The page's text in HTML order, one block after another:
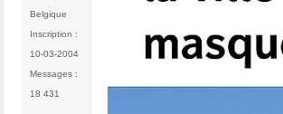
Belgique
Inscription :
10-03-2004
Messages :
18 431